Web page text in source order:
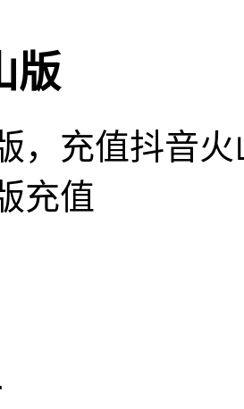
版
，充值抖音
充值